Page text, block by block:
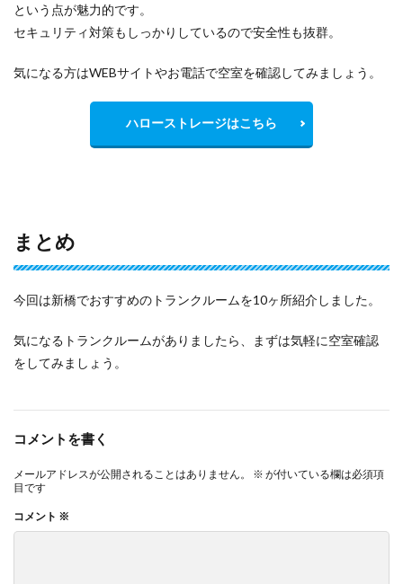
という点が魅力的です。
セキュリティ対策もしっかりしているので安全性も抜群。
気になる方はWEBサイトやお電話で空室を確認してみましょう。
ハローストレージはこちら
まとめ
今回は新橋でおすすめのトランクルームを10ヶ所紹介しました。
気になるトランクルームがありましたら、まずは気軽に空室確認
をしてみましょう。
コメントを書く
メールアドレスが公開されることはありません。 ※ が付いている欄は必須項
目です
コメント ※